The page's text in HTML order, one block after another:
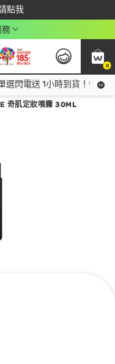
點我
$350
務
0
選閃電送 1小時到貨！領神
奇肌定妝噴霧 30ML